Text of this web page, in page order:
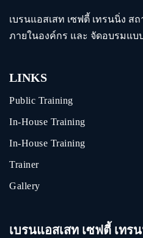
เบรนแอสเสท เซฟตี้ เทรนนิ่ง
ภายในองค์กร และ จัดอบรมแบ
LINKS
Public Training
In-House Training
In-House Training
Trainer
Gallery
เบรนแอสเสท เซฟตี้ เทร